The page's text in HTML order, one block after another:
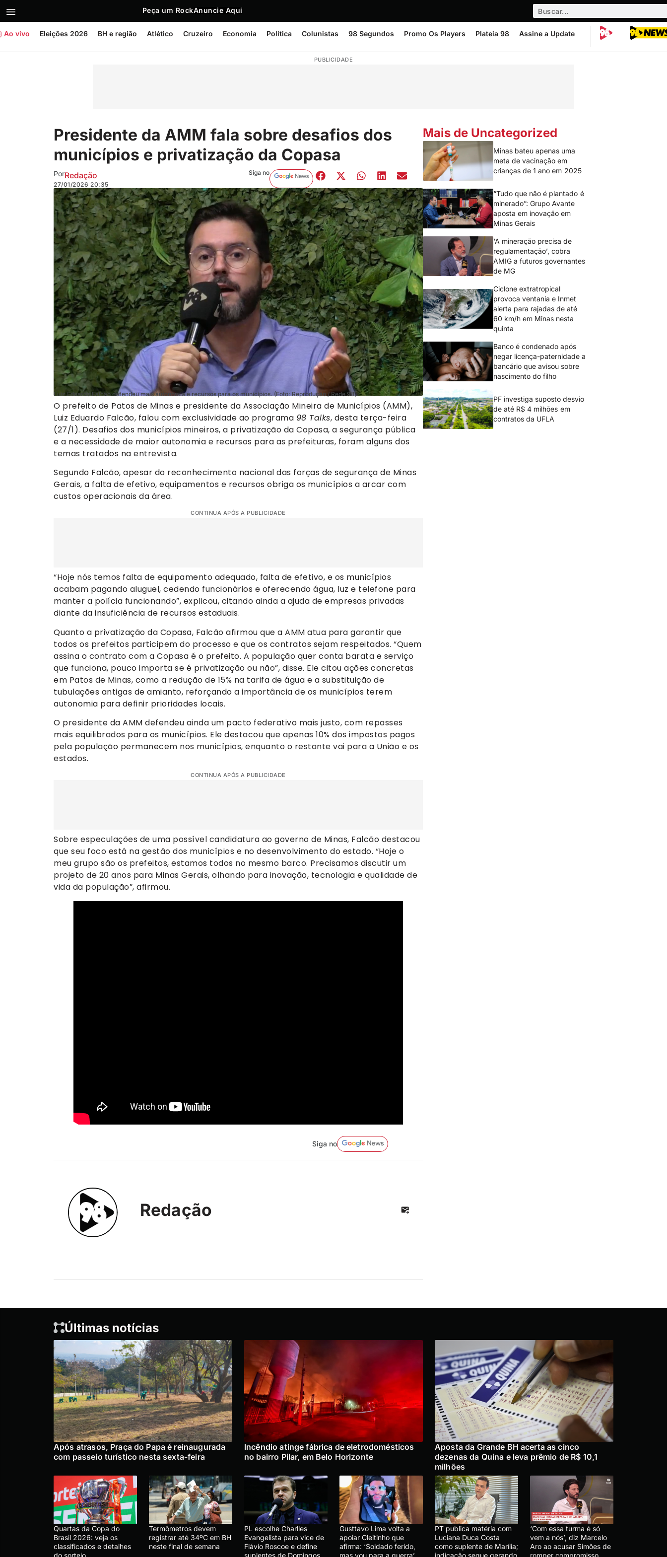
Peça um RockAnuncie Aqui
Ao vivo Eleições 2026 BH e região Atlético Cruzeiro Economia Política Colunistas 98 Segundos Promo Os Players Plateia 98 Assine a Update
PUBLICIDADE
Presidente da AMM fala sobre desafios dos
municípios e privatização da Copasa
PorRedação
27/01/2026 20:35
Siga no
Luiz Eduardo Falcão defendeu mais autonomia e recursos para os municípios. (Foto: Reprodução / Rede 98)
O prefeito de Patos de Minas e presidente da Associação Mineira de Municípios (AMM),
Luiz Eduardo Falcão, falou com exclusividade ao programa 98 Talks, desta terça-feira
(27/1). Desafios dos municípios mineiros, a privatização da Copasa, a segurança pública
e a necessidade de maior autonomia e recursos para as prefeituras, foram alguns dos
temas tratados na entrevista.
Segundo Falcão, apesar do reconhecimento nacional das forças de segurança de Minas
Gerais, a falta de efetivo, equipamentos e recursos obriga os municípios a arcar com
custos operacionais da área.
CONTINUA APÓS A PUBLICIDADE
“Hoje nós temos falta de equipamento adequado, falta de efetivo, e os municípios
acabam pagando aluguel, cedendo funcionários e oferecendo água, luz e telefone para
manter a polícia funcionando”, explicou, citando ainda a ajuda de empresas privadas
diante da insuficiência de recursos estaduais.
Quanto a privatização da Copasa, Falcão afirmou que a AMM atua para garantir que
todos os prefeitos participem do processo e que os contratos sejam respeitados. “Quem
assina o contrato com a Copasa é o prefeito. A população quer conta barata e serviço
que funciona, pouco importa se é privatização ou não”, disse. Ele citou ações concretas
em Patos de Minas, como a redução de 15% na tarifa de água e a substituição de
tubulações antigas de amianto, reforçando a importância de os municípios terem
autonomia para definir prioridades locais.
O presidente da AMM defendeu ainda um pacto federativo mais justo, com repasses
mais equilibrados para os municípios. Ele destacou que apenas 10% dos impostos pagos
pela população permanecem nos municípios, enquanto o restante vai para a União e os
estados.
CONTINUA APÓS A PUBLICIDADE
Sobre especulações de uma possível candidatura ao governo de Minas, Falcão destacou
que seu foco está na gestão dos municípios e no desenvolvimento do estado. “Hoje o
meu grupo são os prefeitos, estamos todos no mesmo barco. Precisamos discutir um
projeto de 20 anos para Minas Gerais, olhando para inovação, tecnologia e qualidade de
vida da população”, afirmou.
Siga no
Redação
Mais de Uncategorized
Minas bateu apenas uma
meta de vacinação em
crianças de 1 ano em 2025
“Tudo que não é plantado é
minerado”: Grupo Avante
aposta em inovação em
Minas Gerais
‘A mineração precisa de
regulamentação’, cobra
AMIG a futuros governantes
de MG
Ciclone extratropical
provoca ventania e Inmet
alerta para rajadas de até
60 km/h em Minas nesta
quinta
Banco é condenado após
negar licença-paternidade a
bancário que avisou sobre
nascimento do filho
PF investiga suposto desvio
de até R$ 4 milhões em
contratos da UFLA
Últimas notícias
Após atrasos, Praça do Papa é reinaugurada
com passeio turístico nesta sexta-feira
Incêndio atinge fábrica de eletrodomésticos
no bairro Pilar, em Belo Horizonte
Aposta da Grande BH acerta as cinco
dezenas da Quina e leva prêmio de R$ 10,1
milhões
Quartas da Copa do
Brasil 2026: veja os
classificados e detalhes
Termômetros devem
registrar até 34ºC em BH
neste final de semana
PL escolhe Charlles
Evangelista para vice de
Flávio Roscoe e define
Gusttavo Lima volta a
apoiar Cleitinho que
afirma: ‘Soldado ferido,
PT publica matéria com
Luciana Duca Costa
como suplente de Marília;
‘Com essa turma é só
vem a nós’, diz Marcelo
Aro ao acusar Simões de